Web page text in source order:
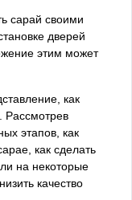
сарай своими
дверей
этим может
как
Рассмотрев
этапов, как
как сделать
на некоторые
качество